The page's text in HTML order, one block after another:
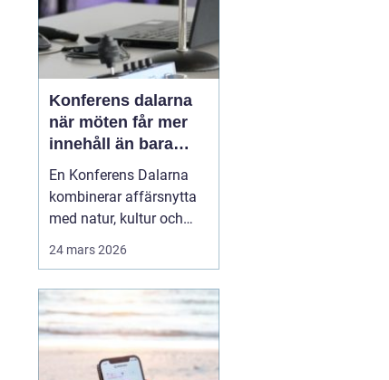
Konferens dalarna
när möten får mer
innehåll än bara
agendan
En Konferens Dalarna
kombinerar affärsnytta
med natur, kultur och
Regionen lockar med
kort restid från
storstäderna, tydlig
årstidskänsla, stark lokal
24 mars 2026